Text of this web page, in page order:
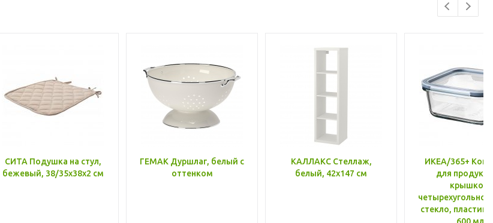
СИТА Подушка на стул,
бежевый, 38/35x38x2 см
ГЕМАК Дуршлаг, белый с
оттенком
КАЛЛАКС Стеллаж,
белый, 42x147 см
ИКЕА/365+
для
крышкой,
стекло, пластик